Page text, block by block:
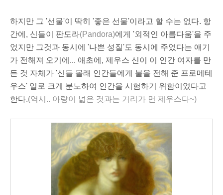
하지만 그 '선물'이 딱히 '좋은 선물'이라고 할 수는 없다. 항
간에, 신들이 판도라(Pandora)에게 '외적인 아름다움'을 주
었지만 그것과 동시에 '나쁜 성질'도 동시에 주었다는 얘기
가 전해져 오기에... 애초에, 제우스 신이 이 인간 여자를 만
든 것 자체가 '신들 몰래 인간들에게 불을 전해 준 프로메테
우스' 일로 크게 분노하여 인간을 시험하기 위함이었다고
한다.(역시.. 아량이 넓은 것과는 거리가 먼 제우스다~)